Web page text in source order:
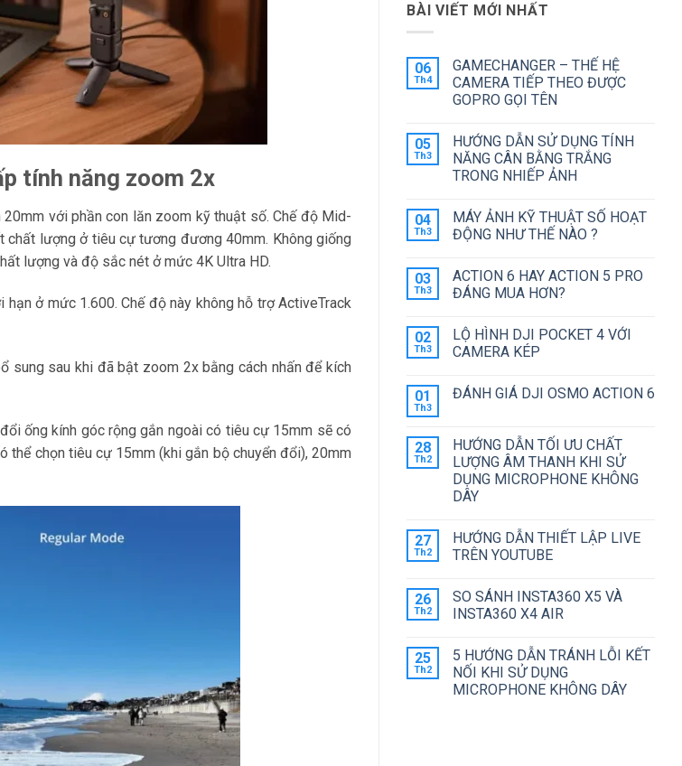
tính năng zoom 2x
với phần con lăn zoom kỹ thuật số. Chế độ Mid-
chất lượng ở tiêu cự tương đương 40mm. Không giống
lượng và độ sắc nét ở mức 4K Ultra HD.
ở mức 1.600. Chế độ này không hỗ trợ ActiveTrack
sau khi đã bật zoom 2x bằng cách nhấn để kích
ống kính góc rộng gắn ngoài có tiêu cự 15mm sẽ có
thể chọn tiêu cự 15mm (khi gắn bộ chuyển đổi), 20mm
BÀI VIẾT MỚI NHẤT
06
Th4
GAMECHANGER – THẾ HỆ
CAMERA TIẾP THEO ĐƯỢC
GOPRO GỌI TÊN
bình
luận
ở
GAMECHANGER
HỆ
CAMERA
TIẾP
GOPRO
GỌI
TÊN
05
Th3
HƯỚNG DẪN SỬ DỤNG TÍNH
NĂNG CÂN BẰNG TRẮNG
TRONG NHIẾP ẢNH
bình
luận
ở
SỬ
DỤNG
TÍNH
BẰNG
TRẮNG
TRONG
04
Th3
MÁY ẢNH KỸ THUẬT SỐ HOẠT
ĐỘNG NHƯ THẾ NÀO ?
bình
luận
ở
KỸ
THUẬT
SỐ
NHƯ
03
Th3
ACTION 6 HAY ACTION 5 PRO
ĐÁNG MUA HƠN?
bình
luận
ở
HAY
ĐÁNG
MUA
HƠN?
02
Th3
LỘ HÌNH DJI POCKET 4 VỚI
CAMERA KÉP
bình
HÌNH
DJI
POCKET
4
VỚI
CAMERA
01
Th3
ĐÁNH GIÁ DJI OSMO ACTION 6
luận
ở
ĐÁNH
GIÁ
DJI
28
Th2
HƯỚNG DẪN TỐI ƯU CHẤT
LƯỢNG ÂM THANH KHI SỬ
DỤNG MICROPHONE KHÔNG
DÂY
bình
luận
ở
TỐI
ƯU
CHẤT
THANH
KHI
SỬ
DỤNG
27
Th2
HƯỚNG DẪN THIẾT LẬP LIVE
TRÊN YOUTUBE
bình
luận
ở
THIẾT
LẬP
LIVE
TRÊN
26
Th2
SO SÁNH INSTA360 X5 VÀ
INSTA360 X4 AIR
bình
luận
ở
SO
25
Th2
5 HƯỚNG DẪN TRÁNH LỖI KẾT
NỐI KHI SỬ DỤNG
MICROPHONE KHÔNG DÂY